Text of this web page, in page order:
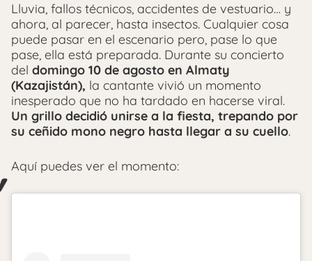
Lluvia, fallos técnicos, accidentes de vestuario… y
ahora, al parecer, hasta insectos. Cualquier cosa
puede pasar en el escenario pero, pase lo que
pase, ella está preparada. Durante su concierto
del domingo 10 de agosto en Almaty
(Kazajistán), la cantante vivió un momento
inesperado que no ha tardado en hacerse viral.
Un grillo decidió unirse a la fiesta, trepando por
su ceñido mono negro hasta llegar a su cuello.
Aquí puedes ver el momento: